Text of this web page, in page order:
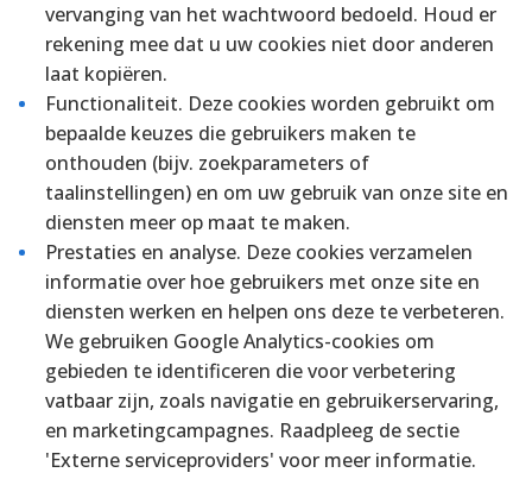
vervanging van het wachtwoord bedoeld. Houd er
rekening mee dat u uw cookies niet door anderen
laat kopiëren.
Functionaliteit. Deze cookies worden gebruikt om
bepaalde keuzes die gebruikers maken te
onthouden (bijv. zoekparameters of
taalinstellingen) en om uw gebruik van onze site en
diensten meer op maat te maken.
Prestaties en analyse. Deze cookies verzamelen
informatie over hoe gebruikers met onze site en
diensten werken en helpen ons deze te verbeteren.
We gebruiken Google Analytics-cookies om
gebieden te identificeren die voor verbetering
vatbaar zijn, zoals navigatie en gebruikerservaring,
en marketingcampagnes. Raadpleeg de sectie
'Externe serviceproviders' voor meer informatie.